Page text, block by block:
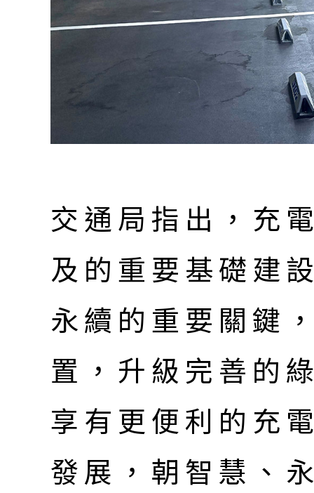
交通局指出，充
及的重要基礎建
永續的重要關鍵
置，升級完善的
享有更便利的充
發展，朝智慧、